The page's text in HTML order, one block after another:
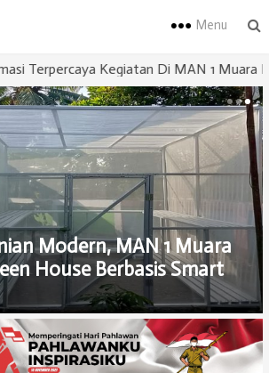
Menu
Kegiatan Di MAN 1 Muara Enim
Modern, MAN 1 Muara
House Berbasis Smart